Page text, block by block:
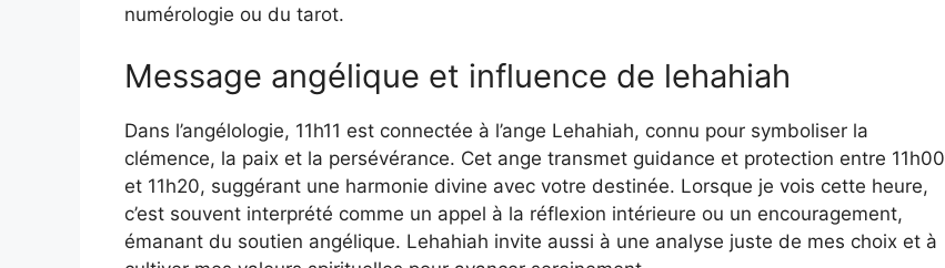
numérologie ou du tarot.
Message angélique et influence de lehahiah
Dans l’angélologie, 11h11 est connectée à l’ange Lehahiah, connu pour symboliser la
clémence, la paix et la persévérance. Cet ange transmet guidance et protection entre 11h00
et 11h20, suggérant une harmonie divine avec votre destinée. Lorsque je vois cette heure,
c’est souvent interprété comme un appel à la réflexion intérieure ou un encouragement,
émanant du soutien angélique. Lehahiah invite aussi à une analyse juste de mes choix et à